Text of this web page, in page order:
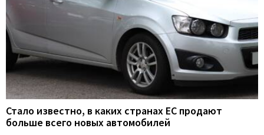
Стало известно, в каких странах ЕС продают
больше всего новых автомобилей